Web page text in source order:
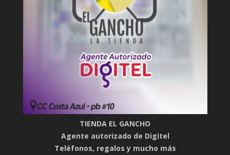
TIENDA EL GANCHO
Agente autorizado de Digitel
Teléfonos, regalos y mucho más